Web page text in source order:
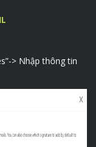
> Nhập thông tin